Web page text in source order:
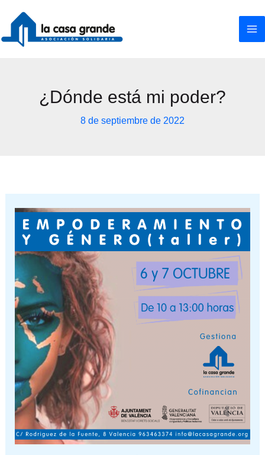
contenido
¿Dónde está mi poder?
8 de septiembre de 2022